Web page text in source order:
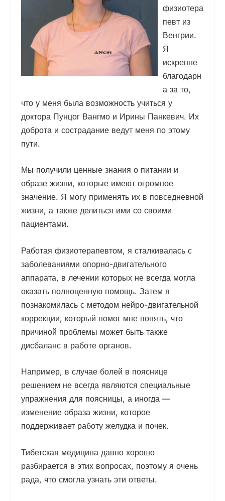
физиотера
певт из
Венгрии.
Я
искренне
благодарн
а за то,
что у меня была возможность учиться у
доктора Пунцог Вангмо и Ирины Панкевич. Их
доброта и сострадание ведут меня по этому
пути.
Мы получили ценные знания о питании и
образе жизни, которые имеют огромное
значение. Я могу применять их в повседневной
жизни, а также делиться ими со своими
пациентами.
Работая физиотерапевтом, я сталкивалась с
заболеваниями опорно-двигательного
аппарата, в лечении которых не всегда могла
оказать полноценную помощь. Затем я
познакомилась с методом нейро-двигательной
коррекции, который помог мне понять, что
причиной проблемы может быть также
дисбаланс в работе органов.
Например, в случае болей в пояснице
решением не всегда являются специальные
упражнения для поясницы, а иногда —
изменение образа жизни, которое
поддерживает работу желудка и почек.
Тибетская медицина давно хорошо
разбирается в этих вопросах, поэтому я очень
рада, что смогла узнать эти ответы.